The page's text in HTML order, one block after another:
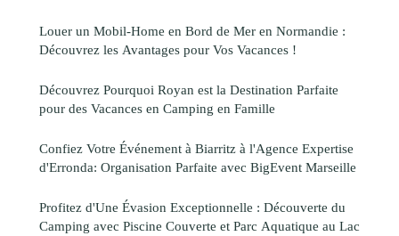
Louer un Mobil-Home en Bord de Mer en Normandie :
Découvrez les Avantages pour Vos Vacances !
Découvrez Pourquoi Royan est la Destination Parfaite
pour des Vacances en Camping en Famille
Confiez Votre Événement à Biarritz à l'Agence Expertise
d'Erronda: Organisation Parfaite avec BigEvent Marseille
Profitez d'Une Évasion Exceptionnelle : Découverte du
Camping avec Piscine Couverte et Parc Aquatique au Lac